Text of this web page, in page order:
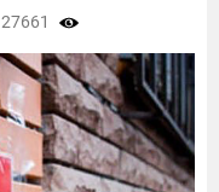
27661